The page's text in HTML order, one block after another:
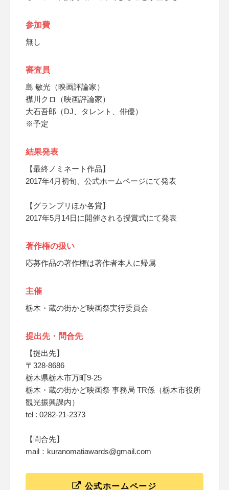
参加費
無し
審査員
島 敏光（映画評論家）
襟川クロ（映画評論家）
大石吾郎（DJ、タレント、俳優）
※予定
結果発表
【最終ノミネート作品】
2017年4月初旬、公式ホームページにて発表
【グランプリほか各賞】
2017年5月14日に開催される授賞式にて発表
著作権の扱い
応募作品の著作権は著作者本人に帰属
主催
栃木・蔵の街かど映画祭実行委員会
提出先・問合先
【提出先】
〒328-8686
栃木県栃木市万町9-25
栃木・蔵の街かど映画祭 事務局 TR係（栃木市役所
観光振興課内）
tel : 0282-21-2373
【問合先】
mail：kuranomatiawards@gmail.com
公式ホームページ